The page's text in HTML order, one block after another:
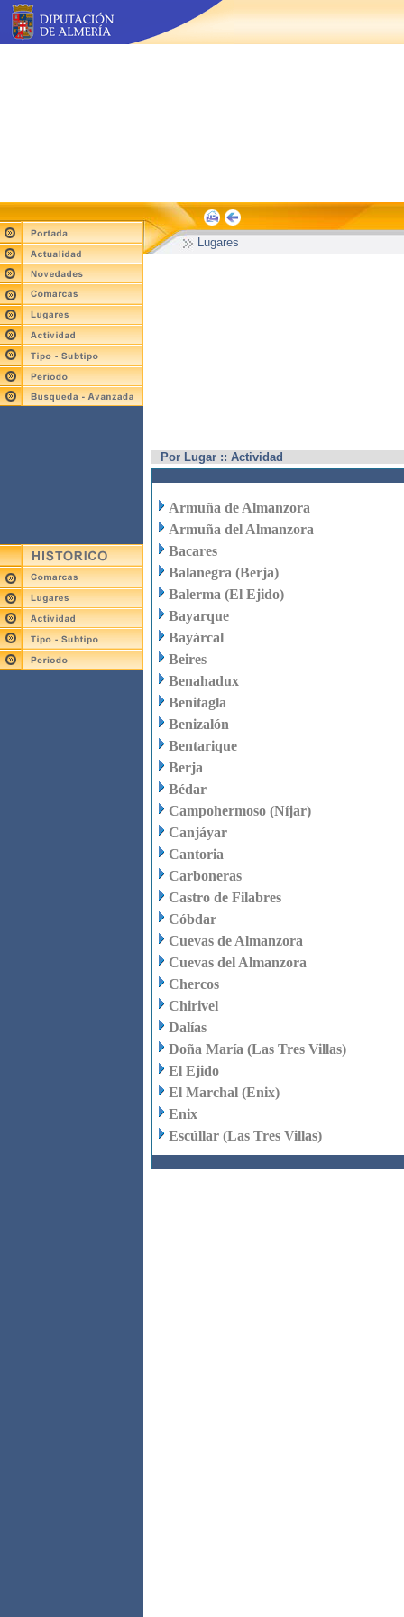
Lugares
Por Lugar :: Actividad
Armuña de Almanzora
Armuña del Almanzora
Bacares
Balanegra (Berja)
Balerma (El Ejido)
Bayarque
Bayárcal
Beires
Benahadux
Benitagla
Benizalón
Bentarique
Berja
Bédar
Campohermoso (Níjar)
Canjáyar
Cantoria
Carboneras
Castro de Filabres
Cóbdar
Cuevas de Almanzora
Cuevas del Almanzora
Chercos
Chirivel
Dalías
Doña María (Las Tres Villas)
El Ejido
El Marchal (Enix)
Enix
Escúllar (Las Tres Villas)